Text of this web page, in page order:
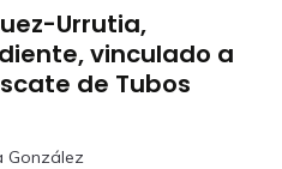
Urrutia,
vinculado a
de Tubos
González